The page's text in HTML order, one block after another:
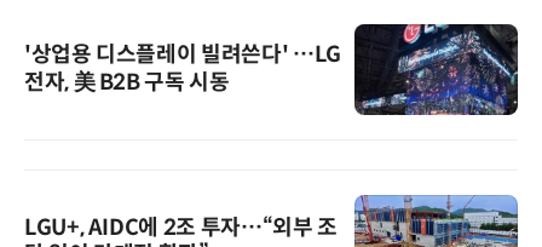
'상업용 디스플레이 빌려쓴다' …LG
전자, 美 B2B 구독 시동
LGU+, AIDC에 2조 투자…“외부 조